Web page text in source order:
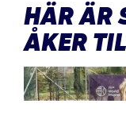
HÄR ÄR
ÅKER